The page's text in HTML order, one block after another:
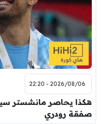
2026/08/06 - 22:20
هكذا يحاصر مانشستر
صفقة رودري